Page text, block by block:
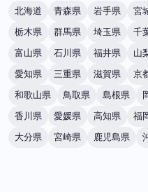
北海道 青森県 岩手県 宮
栃木県
群馬県 埼玉県 千
富山県
石川県 福井県 山
愛知県
三重県 滋賀県 京
和歌山県
鳥取県 島根県
香川県
愛媛県 高知県 福
大分県
宮崎県 鹿児島県